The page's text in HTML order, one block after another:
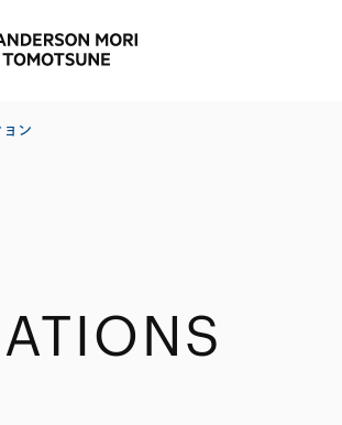
コーポレート
銀行
東アジア
名古屋
ン